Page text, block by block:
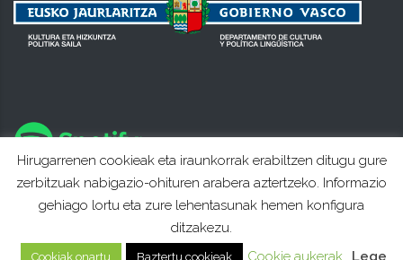
Hirugarrenen cookieak eta iraunkorrak erabiltzen ditugu gure
zerbitzuak nabigazio-ohituren arabera aztertzeko. Informazio
gehiago lortu eta zure lehentasunak hemen konfigura
ditzakezu.
Cookiak onartu Baztertu cookieak Cookie aukerak Lege